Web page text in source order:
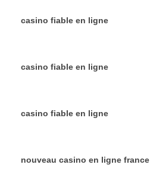
casino fiable en ligne
casino fiable en ligne
casino fiable en ligne
nouveau casino en ligne france